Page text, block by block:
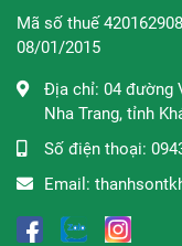
đa dạng các sản
chống nắng,…được
chuyên gia khuyên
nó mang lại.
Xuất xứ:
Mã số thuế
08/01/2015
Địa chỉ: 04 đường
Nha Trang, tỉnh
Số điện thoại:
Email: